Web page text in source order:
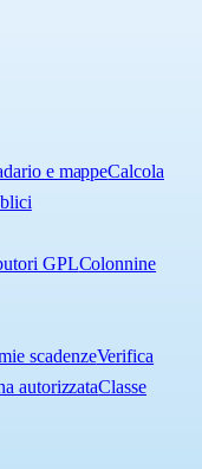
e mappeCalcola
GPLColonnine
scadenzeVerifica
autorizzataClasse